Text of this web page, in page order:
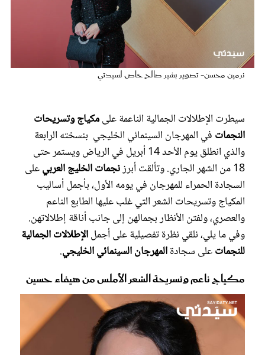
نرمين محسن- تصوير بشير صالح خاص لسيدتي
سيطرت الإطلالات الجمالية الناعمة علىمكياج وتسريحات
النجمات في المهرجان السينمائي الخليجي بنسخته الرابعة
والذي انطلق يوم الأحد 14 أبريل في الرياض ويستمر حتى
18 من الشهر الجاري. وتألقت أبرز
نجمات الخليج العربيعلى
السجادة الحمراء للمهرجان في يومه الأول، بأجمل أساليب
المكياج وتسريحات الشعر التي غلب عليها الطابع الناعم
والعصري، ولفتن الأنظار بجمالهن إلى جانب أناقة إطلالاتهن.
وفي ما يلي، نلقي نظرة تفصيلية على أجملالإطلالات الجمالية
للنجماتعلى سجادةالمهرجان السينمائي الخليجي.
مكياج ناعم وتسريحة الشعر الأملس من هيفاء حسين
عروس سيدتي
مجلة سيدتي
غلاف رفمي